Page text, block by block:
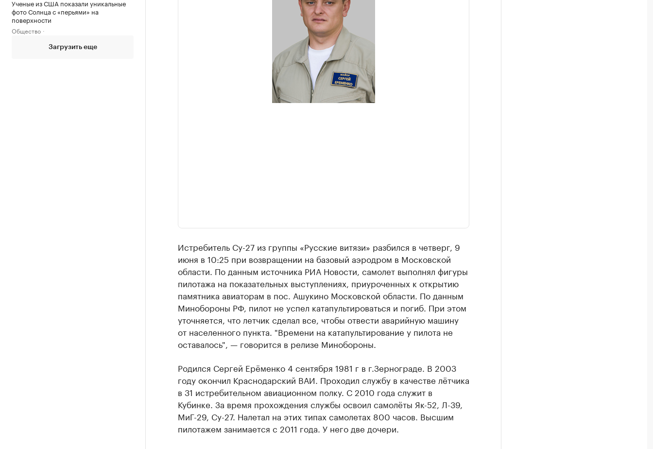
Ученые из США показали уникальные
фото Солнца с «перьями» на
поверхности
Общество
Загрузить еще
Истребитель Су-27 из группы «Русские витязи» разбился в четверг, 9
июня в 10:25 при возвращении на базовый аэродром в Московской
области. По данным источника РИА Новости, самолет выполнял фигуры
пилотажа на показательных выступлениях, приуроченных к открытию
памятника авиаторам в пос. Ашукино Московской области. По данным
Минобороны РФ, пилот не успел катапультироваться и погиб. При этом
уточняется, что летчик сделал все, чтобы отвести аварийную машину
от населенного пункта. "Времени на катапультирование у пилота не
оставалось", — говорится в релизе Минобороны.
Родился Сергей Ерёменко 4 сентября 1981 г в г.Зернограде. В 2003
году окончил Краснодарский ВАИ. Проходил службу в качестве лётчика
в 31 истребительном авиационном полку. С 2010 года служит в
Кубинке. За время прохождения службы освоил самолёты Як-52, Л-39,
МиГ-29, Су-27. Налетал на этих типах самолетах 800 часов. Высшим
пилотажем занимается с 2011 года. У него две дочери.